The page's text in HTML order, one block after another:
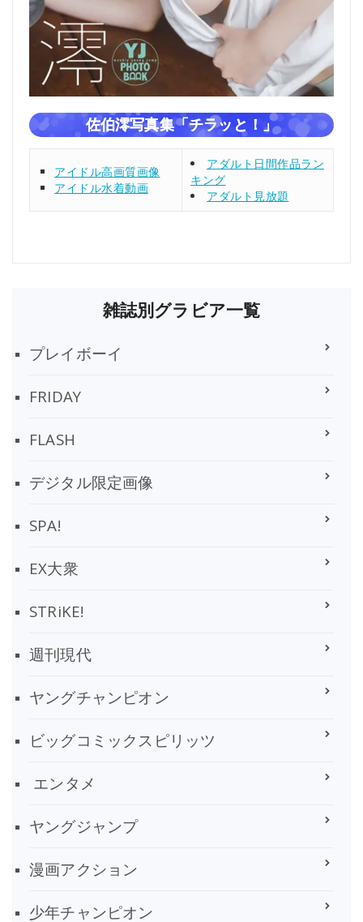
佐伯澪写真集「チラッと！」
アイドル高画質画像
アイドル水着動画
アダルト日間作品ラン
キング
アダルト見放題
雑誌別グラビア一覧
プレイボーイ
FRIDAY
FLASH
デジタル限定画像
SPA!
EX大衆
STRiKE!
週刊現代
ヤングチャンピオン
ビッグコミックスピリッツ
エンタメ
ヤングジャンプ
漫画アクション
少年チャンピオン